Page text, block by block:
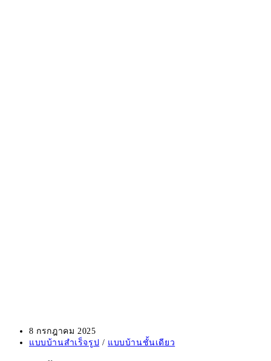
Post
published:
8 กรกฎาคม 2025
Post
แบบบ้านสำเร็จรูป / แบบบ้านชั้นเดียว